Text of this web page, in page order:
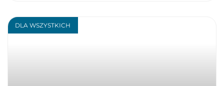
DLA WSZYSTKICH